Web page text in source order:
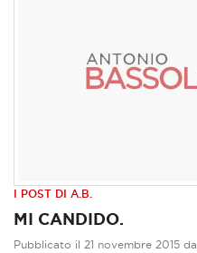
I POST DI A.B.
MI CANDIDO.
Pubblicato il 21 novembre 2015 da